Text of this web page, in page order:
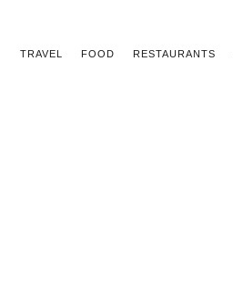
TRAVEL FOOD RESTAURANTS